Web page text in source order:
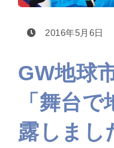
2016年5月6日
GW地球
「舞台
露しまし